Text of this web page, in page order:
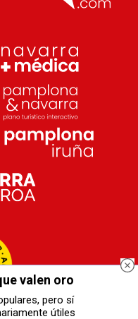
valen oro
pero sí
útiles